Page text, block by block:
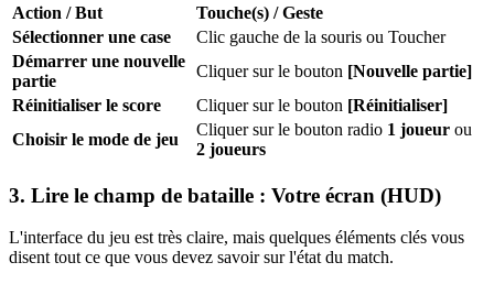
Action / But
Touche(s) / Geste
Sélectionner une case
Clic gauche de la souris ou Toucher
Démarrer une nouvelle
partie
Cliquer sur le bouton [Nouvelle partie]
Réinitialiser le score
Cliquer sur le bouton [Réinitialiser]
Choisir le mode de jeu
Cliquer sur le bouton radio 1 joueur ou
2 joueurs
3. Lire le champ de bataille : Votre écran (HUD)
L'interface du jeu est très claire, mais quelques éléments clés vous
disent tout ce que vous devez savoir sur l'état du match.